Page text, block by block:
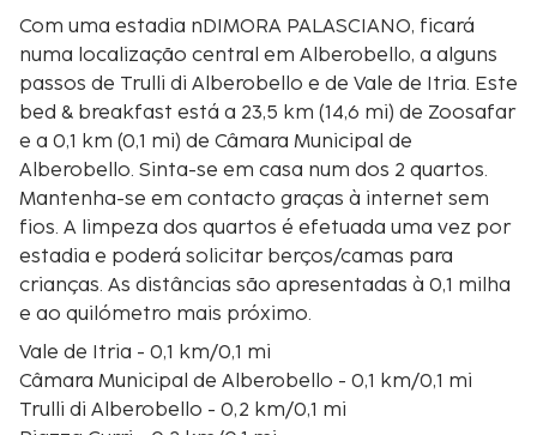
Com uma estadia nDIMORA PALASCIANO, ficará
numa localização central em Alberobello, a alguns
passos de Trulli di Alberobello e de Vale de Itria. Este
bed & breakfast está a 23,5 km (14,6 mi) de Zoosafar
e a 0,1 km (0,1 mi) de Câmara Municipal de
Alberobello. Sinta-se em casa num dos 2 quartos.
Mantenha-se em contacto graças à internet sem
fios. A limpeza dos quartos é efetuada uma vez por
estadia e poderá solicitar berços/camas para
crianças. As distâncias são apresentadas à 0,1 milha
e ao quilómetro mais próximo.
Vale de Itria - 0,1 km/0,1 mi
Câmara Municipal de Alberobello - 0,1 km/0,1 mi
Trulli di Alberobello - 0,2 km/0,1 mi